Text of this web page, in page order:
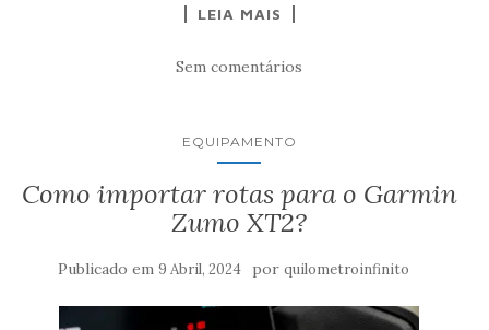
LEIA MAIS
Sem comentários
EQUIPAMENTO
Como importar rotas para o Garmin
Zumo XT2?
Publicado em 9 Abril, 2024 por quilometroinfinito